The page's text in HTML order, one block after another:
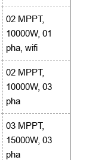
02 MPPT,
10000W, 01
pha, wifi
02 MPPT,
10000W, 03
pha
03 MPPT,
15000W, 03
pha